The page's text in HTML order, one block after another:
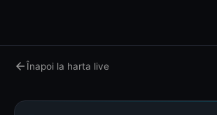
arrow_backÎnapoi la harta live